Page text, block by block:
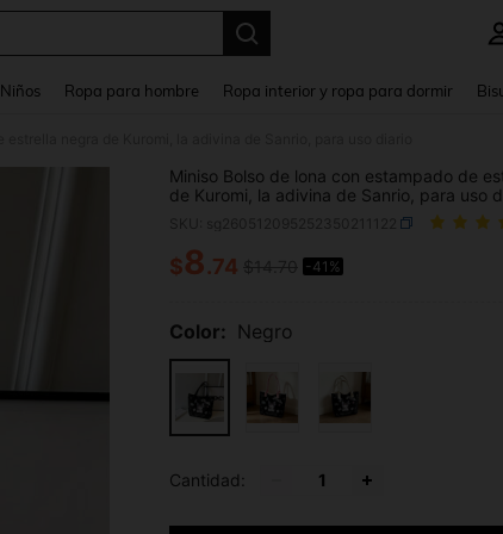
Niños Ropa para hombre Ropa interior y ropa para dormir
Miniso Bolso de lona con estampado de
de Kuromi, la adivina de Sanrio, para uso
PRICE AND
$8.74 -41%
Color: Negro
Cantidad: